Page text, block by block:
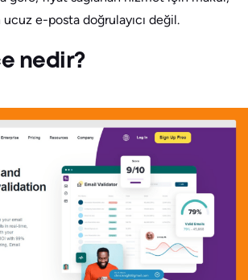
e-posta doğrulayıcı değil.
nedir?